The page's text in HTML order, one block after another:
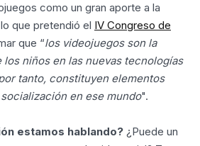
como un gran aporte a la
que pretendió el IV Congreso de
que “los videojuegos son la
los niños en las nuevas tecnologías
tanto, constituyen elementos
en ese mundo".
estamos hablando? ¿Puede un